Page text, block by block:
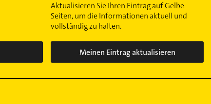
Aktualisieren Sie Ihren Eintrag auf Gelbe
Seiten, um die Informationen aktuell und
vollständig zu halten.
Meinen Eintrag aktualisieren